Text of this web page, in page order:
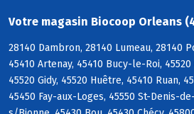
Votre magasin Biocoop Orleans
28140 Dambron, 28140 Lumeau, 28140
45410 Artenay, 45410 Bucy-le-Roi,
45520 Gidy, 45520 Huêtre, 45410 Ruan,
45450 Fay-aux-Loges, 45550 St-Denis-